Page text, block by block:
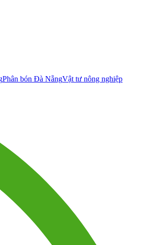
Phân bón Đà NẵngVật tư nông nghiệp